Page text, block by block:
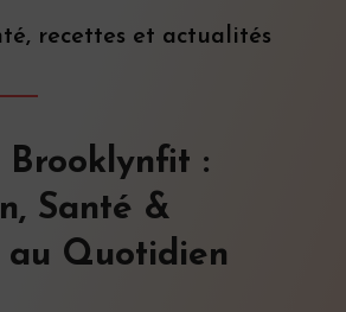
recettes et actualités
Brooklynfit :
Santé &
au Quotidien